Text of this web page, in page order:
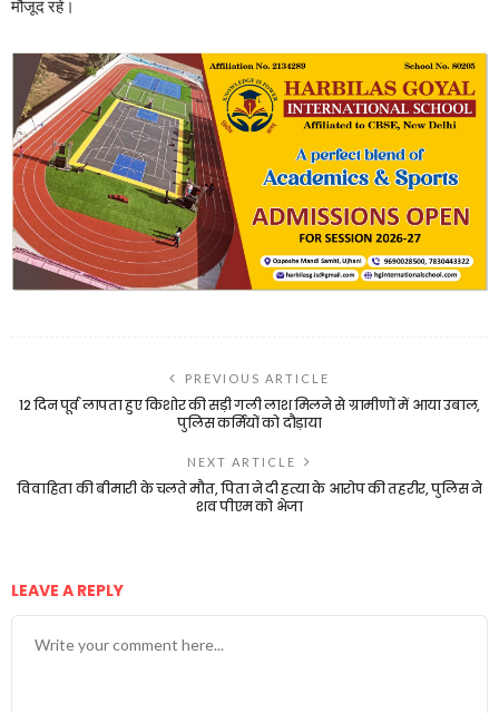
मौजूद रहे।
PREVIOUS ARTICLE
12 दिन पूर्व लापता हुए किशोर की सड़ी गली लाश मिलने से ग्रामीणों में आया उबाल,
पुलिस कर्मियों को दौड़ाया
NEXT ARTICLE
विवाहिता की बीमारी के चलते मौत, पिता ने दी हत्या के आरोप की तहरीर, पुलिस ने
शव पीएम को भेजा
LEAVE A REPLY